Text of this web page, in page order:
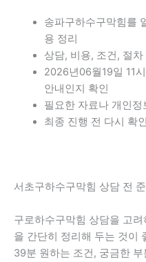
송파구하수구막힘를
용 정리
상담, 비용, 조건, 절
2026년06월19일 11
안내인지 확인
필요한 자료나 개인정
최종 진행 전 다시 확
서초구하수구막힘 상담 전
구로하수구막힘 상담을 고
을 간단히 정리해 두는 것이
39분 원하는 조건, 궁금한